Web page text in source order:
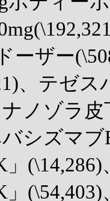
ーザー
、テゼ
ナノゾラ
シズマ
」
」